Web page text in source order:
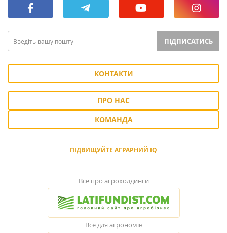
ПІДПИСАТИСЬ
КОНТАКТИ
ПРО НАС
КОМАНДА
ПІДВИЩУЙТЕ АГРАРНИЙ IQ
Все про агрохолдинги
Все для агрономів